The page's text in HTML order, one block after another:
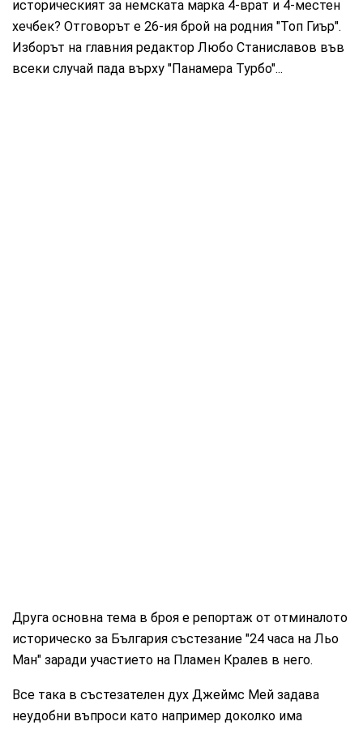
историческият за немската марка 4-врат и 4-местен
хечбек? Отговорът е 26-ия брой на родния "Топ Гиър".
Изборът на главния редактор Любо Станиславов във
всеки случай пада върху "Панамера Турбо"...
Друга основна тема в броя е репортаж от отминалото
историческо за България състезание "24 часа на Льо
Ман" заради участието на Пламен Кралев в него.
Все така в състезателен дух Джеймс Мей задава
неудобни въпроси като например доколко има